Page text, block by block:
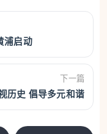
开始投身创业，
是澳大利亚最小的
源纯净。林业、
业之路，始终贴
浦启动
下一篇
历史 倡导多元和谐